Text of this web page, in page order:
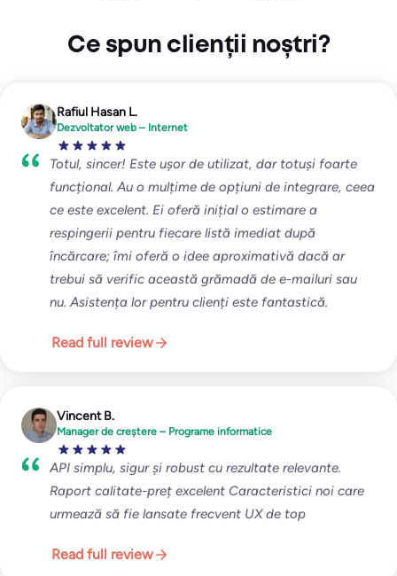
Ce spun clienții noștri?
Rafiul Hasan L.
Dezvoltator web – Internet
Totul, sincer! Este ușor de utilizat, dar totuși foarte
funcțional. Au o mulțime de opțiuni de integrare, ceea
ce este excelent. Ei oferă inițial o estimare a
respingerii pentru fiecare listă imediat după
încărcare; îmi oferă o idee aproximativă dacă ar
trebui să verific această grămadă de e-mailuri sau
nu. Asistența lor pentru clienți este fantastică.
Read full review
Vincent B.
Manager de creștere – Programe informatice
API simplu, sigur și robust cu rezultate relevante.
Raport calitate-preț excelent Caracteristici noi care
urmează să fie lansate frecvent UX de top
Read full review